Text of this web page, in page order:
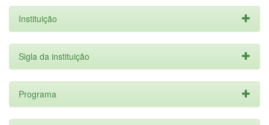
Instituição
Sigla da instituição
Programa